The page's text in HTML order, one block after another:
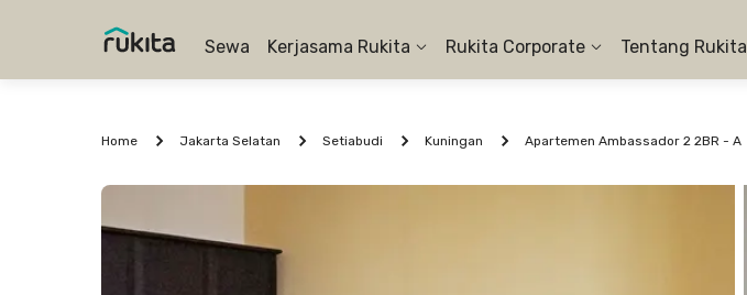
Sewa Kerjasama Rukita Rukita Corporate Tentang Rukita
Home Jakarta Selatan Setiabudi Kuningan Apartemen Ambassador 2 2BR - A